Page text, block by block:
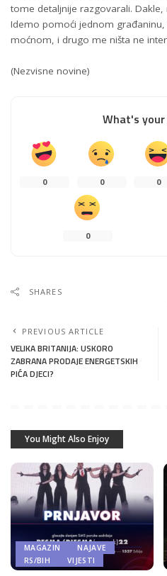
tome detaljnije razgovarali.
Idemo pomoći jednom
moćnom, i drugo me ništa ne
(Nezvisne novine)
What's
0 0 0
0
SHARES
PREVIOUS ARTICLE
VELIKA BRITANIJA: USKORO
ZABRANA PRODAJE ENERGETSKIH
PIĆA DJECI?
You Might Also Enjoy
MAGAZIN
NAJAVE
RS/BIH
VIJESTI